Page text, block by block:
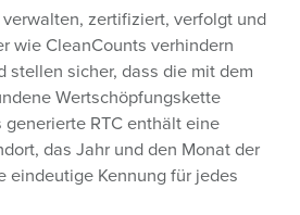
zertifiziert, verfolgt und
wie CleanCounts verhindern
stellen sicher, dass die mit dem
Wertschöpfungskette
RTC enthält eine
das Jahr und den Monat der
eindeutige Kennung für jedes